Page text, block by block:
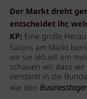
Der Markt dreht
entscheidet ihr,
KP: Eine große
Salons am Markt
wir sie aktuell am
schauen wir, dass
verstärkt in die
wie den